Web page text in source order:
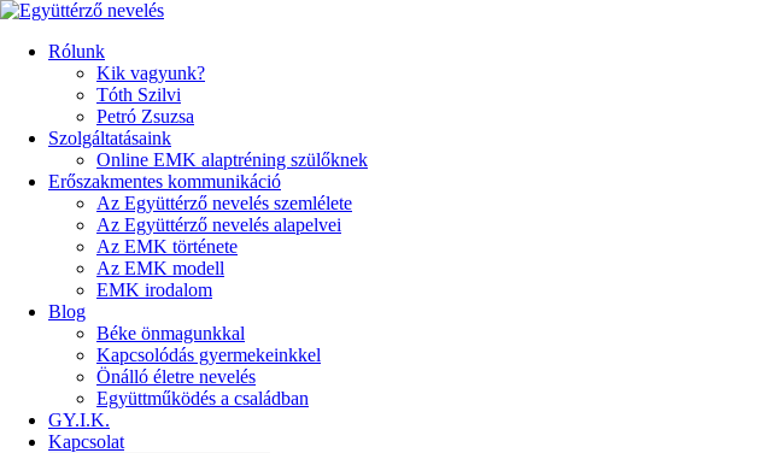
Rólunk
Kik vagyunk?
Tóth Szilvi
Petró Zsuzsa
Szolgáltatásaink
Online EMK alaptréning szülőknek
Erőszakmentes kommunikáció
Az Együttérző nevelés szemlélete
Az Együttérző nevelés alapelvei
Az EMK története
Az EMK modell
EMK irodalom
Blog
Béke önmagunkkal
Kapcsolódás gyermekeinkkel
Önálló életre nevelés
Együttműködés a családban
GY.I.K.
Kapcsolat